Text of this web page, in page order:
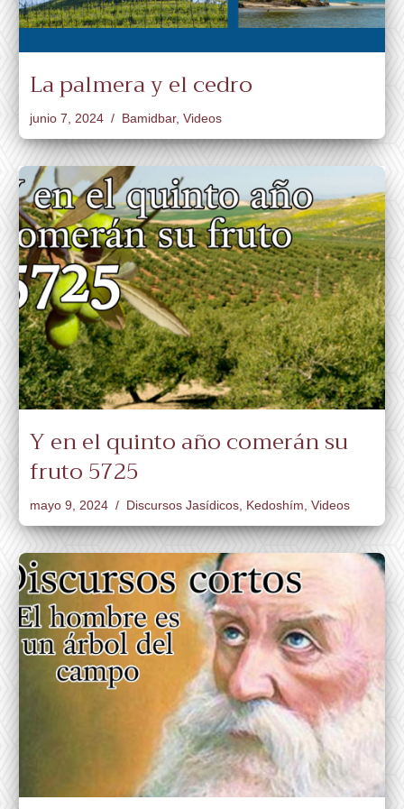
La palmera y el cedro
junio 7, 2024 Bamidbar, Videos
Y en el quinto año comerán su
fruto 5725
mayo 9, 2024 Discursos Jasídicos, Kedoshím, Videos